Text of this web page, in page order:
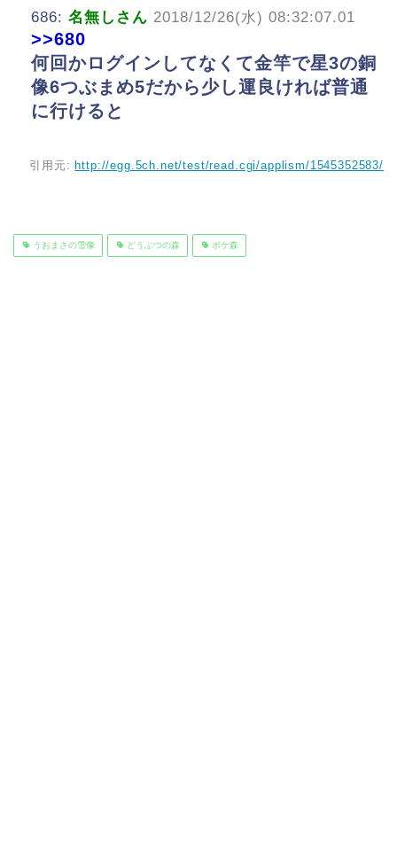
686: 名無しさん 2018/12/26(水) 08:32:07.01
>>680
何回かログインしてなくて金竿で星3の銅
像6つぶまめ5だから少し運良ければ普通
に行けると
引用元: http://egg.5ch.net/test/read.cgi/applism/1545352583/
うおまさの雪像 どうぶつの森 ポケ森